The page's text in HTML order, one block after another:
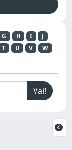
G H I
J
T U V
W